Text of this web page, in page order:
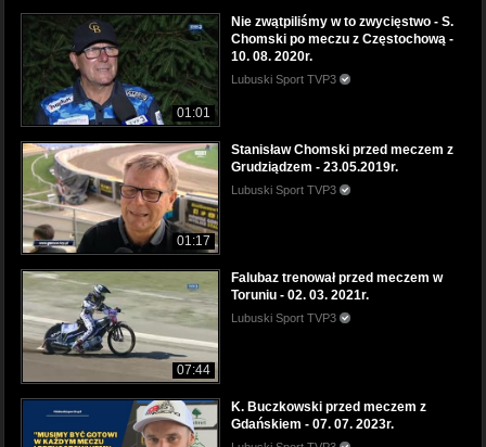
01:01
Nie zwątpiliśmy w to zwycięstwo - S.
Chomski po meczu z Częstochową -
10. 08. 2020r.
Lubuski Sport TVP3
01:17
Stanisław Chomski przed meczem z
Grudziądzem - 23.05.2019r.
Lubuski Sport TVP3
07:44
Falubaz trenował przed meczem w
Toruniu - 02. 03. 2021r.
Lubuski Sport TVP3
K. Buczkowski przed meczem z
Gdańskiem - 07. 07. 2023r.